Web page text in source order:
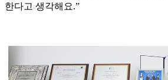
한다고 생각해요.”